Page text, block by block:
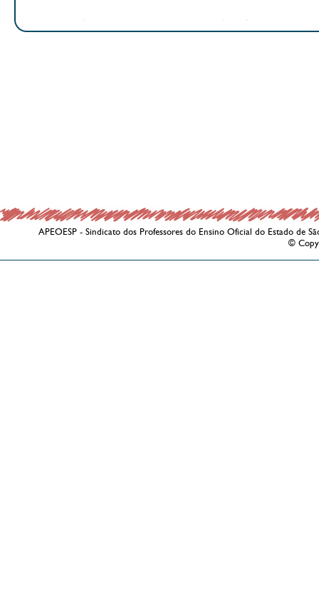
APEOESP - Sindicato dos Professores do Ensino Oficial do Estado de
©